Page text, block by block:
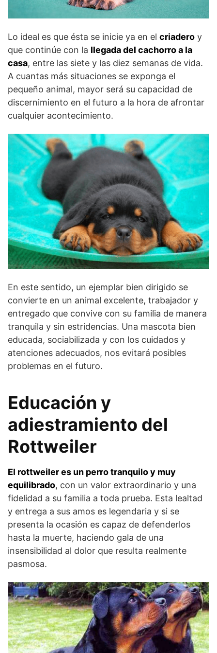
Lo ideal es que ésta se inicie ya en el criadero y
que continúe con la llegada del cachorro a la
casa, entre las siete y las diez semanas de vida.
A cuantas más situaciones se exponga el
pequeño animal, mayor será su capacidad de
discernimiento en el futuro a la hora de afrontar
cualquier acontecimiento.
En este sentido, un ejemplar bien dirigido se
convierte en un animal excelente, trabajador y
entregado que convive con su familia de manera
tranquila y sin estridencias. Una mascota bien
educada, sociabilizada y con los cuidados y
atenciones adecuados, nos evitará posibles
problemas en el futuro.
Educación y
adiestramiento del
Rottweiler
El rottweiler es un perro tranquilo y muy
equilibrado, con un valor extraordinario y una
fidelidad a su familia a toda prueba. Esta lealtad
y entrega a sus amos es legendaria y si se
presenta la ocasión es capaz de defenderlos
hasta la muerte, haciendo gala de una
insensibilidad al dolor que resulta realmente
pasmosa.